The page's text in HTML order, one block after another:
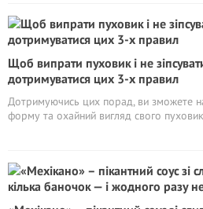
Щоб випрати пуховик і не
дотримуватися цих 3-х правил
Дотримуючись цих порад, ви зможете
форму та охайний вигляд свого